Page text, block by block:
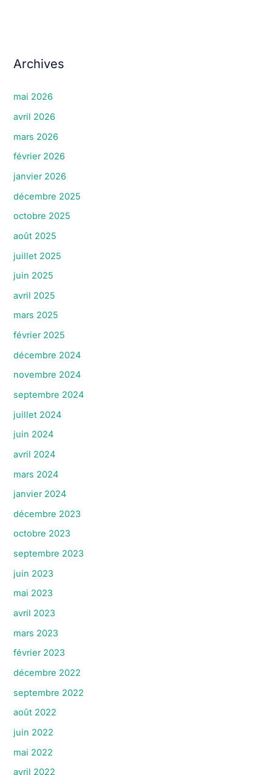
Archives
mai 2026
avril 2026
mars 2026
février 2026
janvier 2026
décembre 2025
octobre 2025
août 2025
juillet 2025
juin 2025
avril 2025
mars 2025
février 2025
décembre 2024
novembre 2024
septembre 2024
juillet 2024
juin 2024
avril 2024
mars 2024
janvier 2024
décembre 2023
octobre 2023
septembre 2023
juin 2023
mai 2023
avril 2023
mars 2023
février 2023
décembre 2022
septembre 2022
août 2022
juin 2022
mai 2022
avril 2022